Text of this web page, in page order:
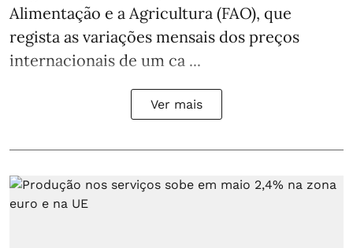
Alimentação e a Agricultura (FAO), que
regista as variações mensais dos preços
internacionais de um ca ...
Ver mais